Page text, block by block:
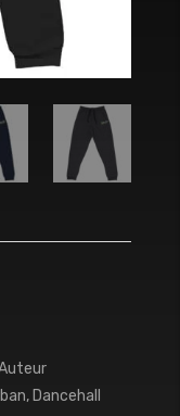
Dancehall